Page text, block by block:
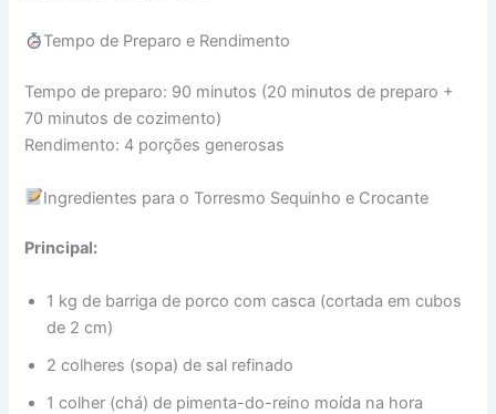
Tempo de Preparo e Rendimento
Tempo de preparo: 90 minutos (20 minutos de preparo +
70 minutos de cozimento)
Rendimento: 4 porções generosas
Ingredientes para o Torresmo Sequinho e Crocante
Principal:
1 kg de barriga de porco com casca (cortada em cubos
de 2 cm)
2 colheres (sopa) de sal refinado
1 colher (chá) de pimenta-do-reino moída na hora